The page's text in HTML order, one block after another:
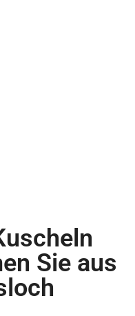
Sie aus